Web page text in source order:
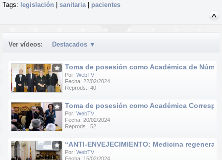
Tags: legislación sanitaria pacientes
Ver vídeos: Destacados ▼
Toma de posesión como Académica de
Por: WebTV
Fecha: 22/02/2024
Reprods.: 40
Toma de posesión como Académica
Por: WebTV
Fecha: 20/02/2024
Reprods.: 52
“ANTI-ENVEJECIMIENTO: Medicina
Por: WebTV
Fecha: 15/02/2024